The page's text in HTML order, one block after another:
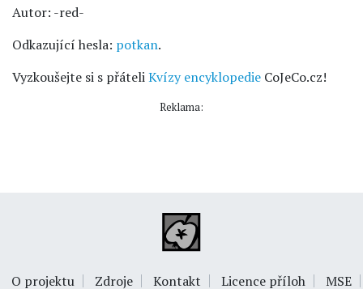
Autor: -red-
Odkazující hesla: potkan.
Vyzkoušejte si s přáteliKvízy encyklopedie CoJeCo.cz!
Reklama:
O projektu Zdroje Kontakt Licence příloh MSE